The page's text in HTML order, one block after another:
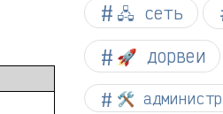
🖧 сеть
🚀 дорвеи
🛠️